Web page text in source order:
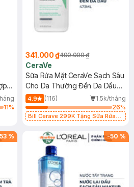
11%
341.000 ₫490.000 ₫
CeraVe
Sữa Rửa Mặt CeraVe Sạch Sâu
Cho Da Thường Đến Da Dầu
473ml
4.9 (116)
1.5k/tháng
26%
Bill Cerave 299K Tặng Sữa Rửa
53 % -50 %